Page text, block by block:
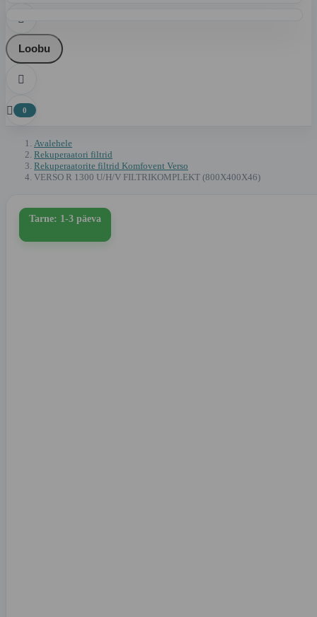

Loobu

 0
Avalehele
Rekuperaatori filtrid
Rekuperaatorite filtrid Komfovent Verso
VERSO R 1300 U/H/V FILTRIKOMPLEKT (800X400X46)
Tarne: 1-3 päeva